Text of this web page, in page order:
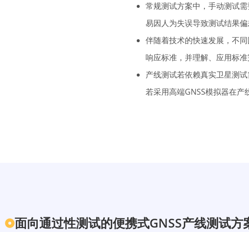
常规测试方案中，手动测试
易因人为失误导致测试结果偏
伴随着技术的快速发展，不
响应标准，并理解、应用标
产线测试若依赖真实卫星测
若采用高端GNSS模拟器在
面向通过性测试的便携式GNSS产线测试方